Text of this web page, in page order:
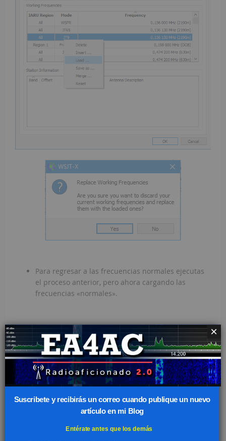
Para regresar a las frecuencias normales ejecutas
el proceso anterior, pero ahora cargando las
frecuencias «normales».
El siguiente paso es resetear el log de Cabrillo en
caso que se haya realizado un concurso anterior.
Para ello vete a «File – Settings – Reset Cabrillo log».
Has una copia de seguridad del archivo de log
(wsjtx_log.adi). Para ello vete a «File – Settings –
Open Log directory». Copia el archivo con otro
Suscribete y recibirás un correo cuando publique un nuevo
artículo en mi Blog
Entérate antes que los demás
×